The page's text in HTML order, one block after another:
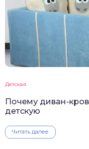
Детская
Почему диван-
детскую
Читать далее